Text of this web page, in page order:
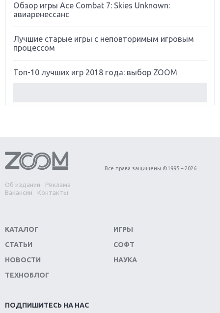
Обзор игры Ace Combat 7: Skies Unknown:
авиаренессанс
Лучшие старые игры с неповторимым игровым
процессом
Топ-10 лучших игр 2018 года: выбор ZOOM
Обзор игры Forza Horizon 4: вершина эволюции
Две важных новинки для консолей: Spider-Man и
Divinity Original Sin 2
Switch
Обзор игры The Crew 2: покорение Америки
Важнейшие анонсы E3 2018
Крупнейшие релизы мая: Nintendo, Microsoft и
Об издании
Реклама
Вакансии
Контакты
Все права защищены ©1995 – 2026
КАТАЛОГ
СТАТЬИ
НОВОСТИ
ТЕХНОБЛОГ
ИГРЫ
СОФТ
НАУКА
ПОДПИШИТЕСЬ НА НАС